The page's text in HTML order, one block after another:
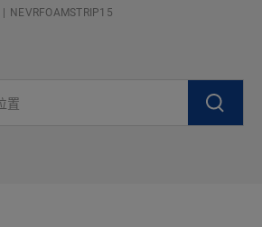
NEVRFOAMSTRIP15